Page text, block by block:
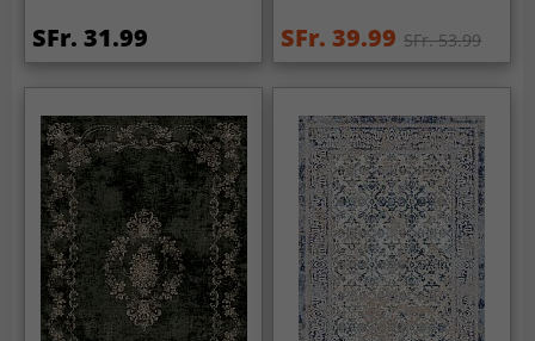
SFr. 31.99 SFr. 39.99 SFr. 53.99